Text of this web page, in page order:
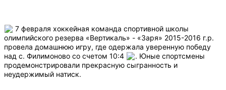
7 февраля хоккейная команда спортивной школы
олимпийского резерва «Вертикаль» - «Заря» 2015-2016 г.р.
провела домашнюю игру, где одержала уверенную победу
над с. Филимоново со счетом 10:4
. Юные спортсмены
продемонстрировали прекрасную сыгранность и
неудержимый натиск.